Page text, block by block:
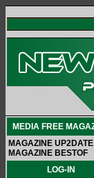
MEDIA FREE
MAGAZINE UP2DATE
MAGAZINE BESTOF
LOG-IN